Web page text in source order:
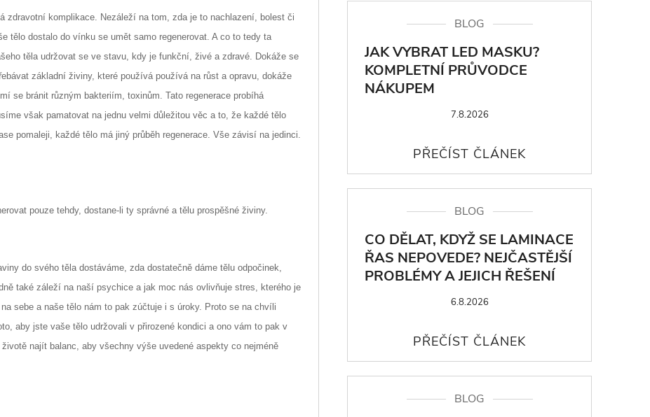
zdravotní komplikace. Nezáleží na tom, zda je to nachlazení, bolest či
tělo dostalo do vínku se umět samo regenerovat. A co to tedy ta
těla udržovat se ve stavu, kdy je funkční, živé a zdravé. Dokáže se
základní živiny, které používá používá na růst a opravu, dokáže
se bránit různým bakteriím, toxinům. Tato regenerace probíhá
však pamatovat na jednu velmi důležitou věc a to, že každé tělo
pomaleji, každé tělo má jiný průběh regenerace. Vše závisí na jedinci.
pouze tehdy, dostane-li ty správné a tělu prospěšné živiny.
do svého těla dostáváme, zda dostatečně dáme tělu odpočinek,
také záleží na naší psychice a jak moc nás ovlivňuje stres, kterého je
sebe a naše tělo nám to pak zúčtuje i s úroky. Proto se na chvíli
aby jste vaše tělo udržovali v přirozené kondici a ono vám to pak v
najít balanc, aby všechny výše uvedené aspekty co nejméně
BLOG
JAK VYBRAT LED MASKU?
KOMPLETNÍ PRŮVODCE
NÁKUPEM
7.8.2026
BLOG
CO DĚLAT, KDYŽ SE LAMINACE
ŘAS NEPOVEDE? NEJČASTĚJŠÍ
PROBLÉMY A JEJICH ŘEŠENÍ
6.8.2026
BLOG